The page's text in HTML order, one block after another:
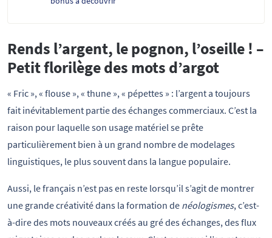
Rends l’argent, le pognon, l’oseille ! –
Petit florilège des mots d’argot
« Fric », « flouse », « thune », « pépettes » : l’argent a toujours
fait inévitablement partie des échanges commerciaux. C’est la
raison pour laquelle son usage matériel se prête
particulièrement bien à un grand nombre de modelages
linguistiques, le plus souvent dans la langue populaire.
Aussi, le français n’est pas en reste lorsqu’il s’agit de montrer
une grande créativité dans la formation de néologismes, c’est-
à-dire des mots nouveaux créés au gré des échanges, des flux